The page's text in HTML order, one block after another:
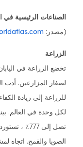
الصناعات الرئيسية في
(مصدر:
الزراعة
تخضع الزراعة في
لصغار المزارعين. أدت
للزراعة إلى زيادة
لكل وحدة في العالم.
تصل إلى
الصويا والقمح. اتجاه